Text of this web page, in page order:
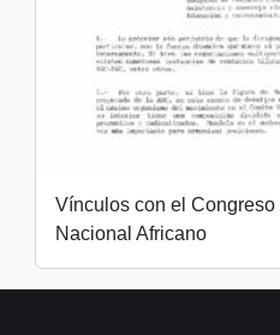
Vínculos con el Congreso
Nacional Africano